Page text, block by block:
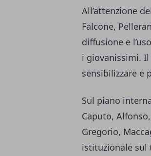
All’attenzione
Falcone,
diffusione e
i giovanissimi. Il
sensibilizzare e
Sul piano
Caputo,
Gregorio,
istituzionale sul